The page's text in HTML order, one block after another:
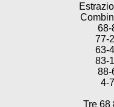
68-
77-
63-
83-
88-
4-
Tre 68